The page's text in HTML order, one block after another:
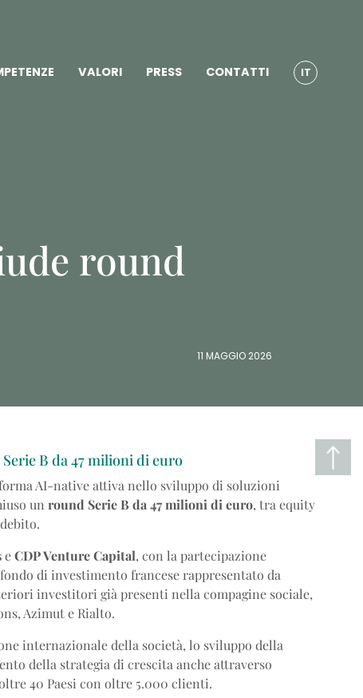
VALORI PRESS CONTATTI IT
round
11 MAGGIO 2026
B da 47 milioni di euro
AI-native attiva nello sviluppo di soluzioni
un round Serie B da 47 milioni di euro, tra equity
eCDP Venture Capital, con la partecipazione
di investimento francese rappresentato da
investitori già presenti nella compagine sociale,
Azimut e Rialto.
internazionale della società, lo sviluppo della
della strategia di crescita anche attraverso
40 Paesi con oltre 5.000 clienti.